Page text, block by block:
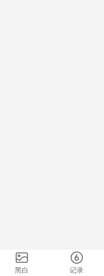
黑白 记录